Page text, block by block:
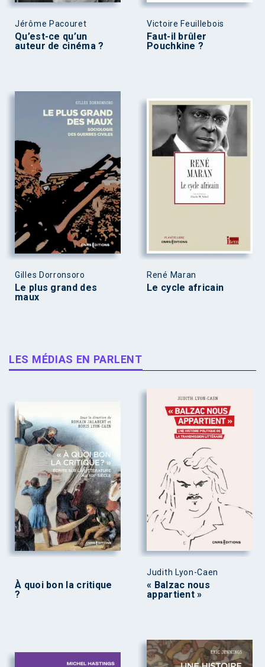
Jérôme Pacouret
Qu’est-ce qu’un
auteur de cinéma ?
Victoire Feuillebois
Faut-il brûler
Pouchkine ?
Gilles Dorronsoro
Le plus grand des
maux
René Maran
Le cycle africain
LES MÉDIAS EN PARLENT
À quoi bon la critique
?
Judith Lyon-Caen
« Balzac nous
appartient »